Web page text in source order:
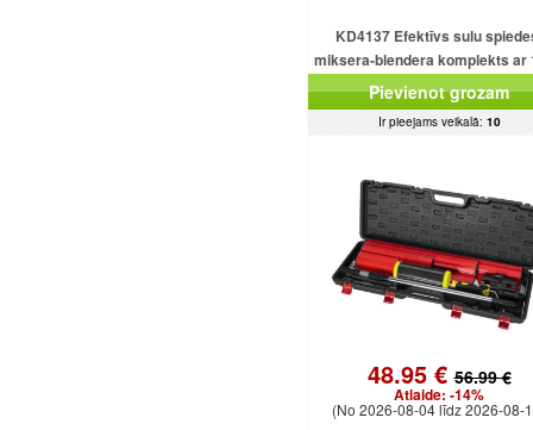
KD4137 Efektīvs sulu
miksera-blendera komplekts ar
ml ietilpību un 1500 W
Pievienot grozam
Ir pieejams veikalā: 10
48.95 €56.99 €
Atlaide: -14%
(No 2026-08-04 līdz 2026-08-